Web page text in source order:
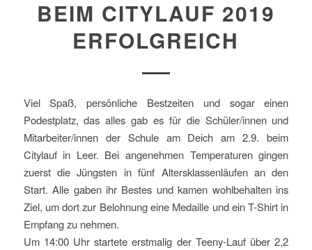
BEIM CITYLAUF 2019
ERFOLGREICH
Viel Spaß, persönliche Bestzeiten und sogar einen
Podestplatz, das alles gab es für die Schüler/innen und
Mitarbeiter/innen der Schule am Deich am 2.9. beim
Citylauf in Leer. Bei angenehmen Temperaturen gingen
zuerst die Jüngsten in fünf Altersklassenläufen an den
Start. Alle gaben ihr Bestes und kamen wohlbehalten ins
Ziel, um dort zur Belohnung eine Medaille und ein T-Shirt in
Empfang zu nehmen.
Um 14:00 Uhr startete erstmalig der Teeny-Lauf über 2,2